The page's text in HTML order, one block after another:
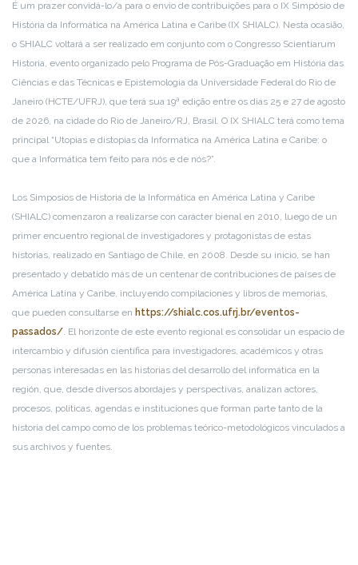
É um prazer convidá-lo/a para o envio de contribuições para o IX Simpósio de
História da Informática na América Latina e Caribe (IX SHIALC). Nesta ocasião,
o SHIALC voltará a ser realizado em conjunto com o Congresso Scientiarum
Historia, evento organizado pelo Programa de Pós-Graduação em História das
Ciências e das Técnicas e Epistemologia da Universidade Federal do Rio de
Janeiro (HCTE/UFRJ), que terá sua 19ª edição entre os dias 25 e 27 de agosto
de 2026, na cidade do Rio de Janeiro/RJ, Brasil. O IX SHIALC terá como tema
principal “Utopias e distopias da Informática na América Latina e Caribe: o
que a Informática tem feito para nós e de nós?”.
Los Simposios de Historia de la Informática en América Latina y Caribe
(SHIALC) comenzaron a realizarse con carácter bienal en 2010, luego de un
primer encuentro regional de investigadores y protagonistas de estas
historias, realizado en Santiago de Chile, en 2008. Desde su inicio, se han
presentado y debatido más de un centenar de contribuciones de países de
América Latina y Caribe, incluyendo compilaciones y libros de memorias,
que pueden consultarse en https://shialc.cos.ufrj.br/eventos-
passados/. El horizonte de este evento regional es consolidar un espacio de
intercambio y difusión científica para investigadores, académicos y otras
personas interesadas en las historias del desarrollo del informática en la
región, que, desde diversos abordajes y perspectivas, analizan actores,
procesos, políticas, agendas e instituciones que forman parte tanto de la
historia del campo como de los problemas teórico-metodológicos vinculados a
sus archivos y fuentes.